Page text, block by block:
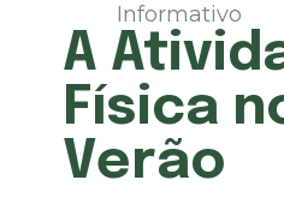
Informativo
A
Física
Verão